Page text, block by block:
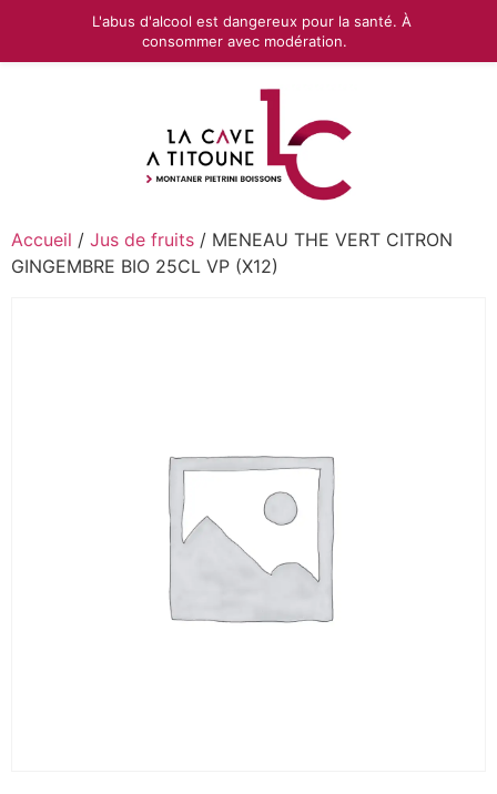
Accueil / Jus de fruits / MENEAU THE VERT CITRON
GINGEMBRE BIO 25CL VP (X12)
L'abus d'alcool est dangereux pour la santé. À
consommer avec modération.